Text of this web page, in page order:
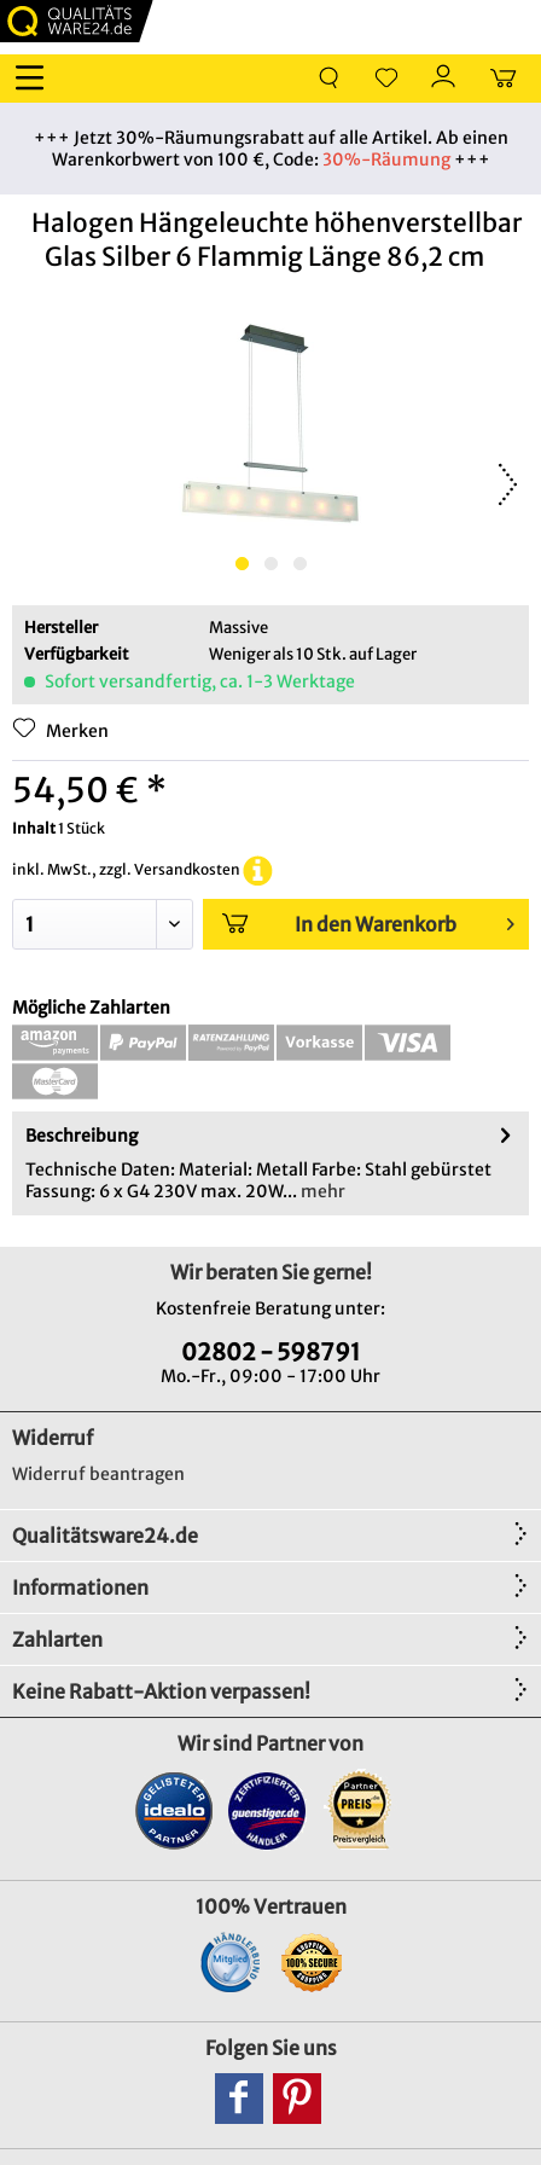
+++ Jetzt 30%-Räumungsrabatt auf alle Artikel. Ab einen
Warenkorbwert von 100 €, Code: 30%-Räumung+++
Halogen Hängeleuchte höhenverstellbar
Glas Silber 6 Flammig Länge 86,2 cm
Hersteller
Massive
Verfügbarkeit
Weniger als 10 Stk. auf Lager
Sofort versandfertig, ca. 1-3 Werktage
Merken
54,50 € *
Inhalt1 Stück
inkl. MwSt., zzgl. Versandkosten
In den Warenkorb
Mögliche Zahlarten
Beschreibung
Technische Daten: Material: Metall Farbe: Stahl gebürstet
Fassung: 6 x G4 230V max. 20W... mehr
Wir beraten Sie gerne!
Kostenfreie Beratung unter:
02802 - 598791
Mo.-Fr., 09:00 - 17:00 Uhr
Widerruf
Widerruf beantragen
Qualitätsware24.de
Informationen
Zahlarten
Keine Rabatt-Aktion verpassen!
Wir sind Partner von
100% Vertrauen
Folgen Sie uns